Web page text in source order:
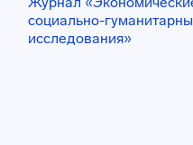
социально-
исследования»